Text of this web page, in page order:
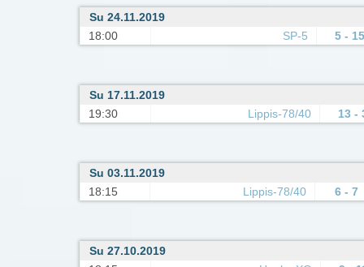
Su 24.11.2019
18:00
SP-5 5 - 15
Su 17.11.2019
19:30
Lippis-78/40 13 -
Su 03.11.2019
18:15
Lippis-78/40 6 - 7
Su 27.10.2019